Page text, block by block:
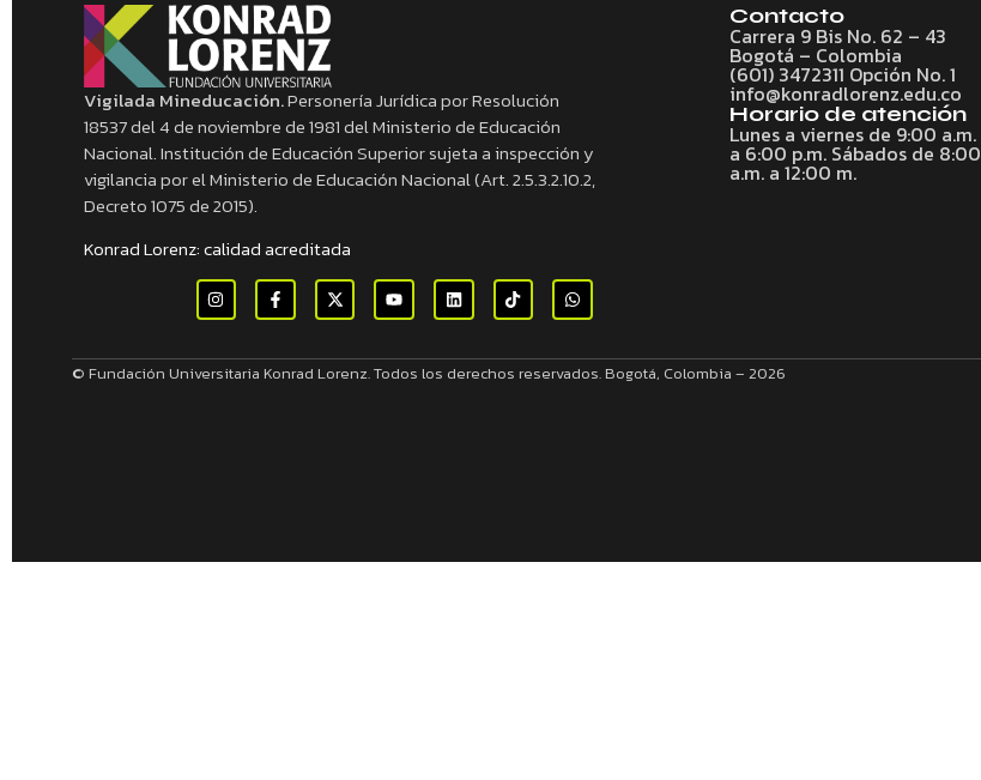
Vigilada Mineducación.Personería Jurídica por Resolución
18537 del 4 de noviembre de 1981 del Ministerio de Educación
Nacional. Institución de Educación Superior sujeta a inspección y
vigilancia por el Ministerio de Educación Nacional (Art. 2.5.3.2.10.2,
Decreto 1075 de 2015).
Konrad Lorenz: calidad acreditada
Contacto
Carrera 9 Bis No. 62 – 43
Bogotá – Colombia
(601) 3472311 Opción No. 1
info@konradlorenz.edu.co
Horario de atención
Lunes a viernes de 9:00 a.m.
a 6:00 p.m. Sábados de 8:00
a.m. a 12:00 m.
© Fundación Universitaria Konrad Lorenz. Todos los derechos reservados. Bogotá, Colombia – 2026